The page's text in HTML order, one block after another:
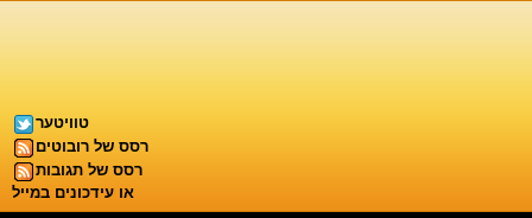
טוויטער
רסס של רובוטים
רסס של תגובות
או עידכונים במייל